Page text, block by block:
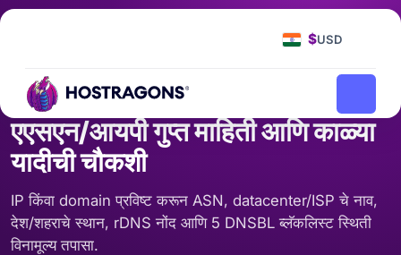
$USD
एएसएन/आयपी गुप्त माहिती आणि काळ्या
यादीची चौकशी
IP किंवा domain प्रविष्ट करून ASN, datacenter/ISP चे नाव,
देश/शहराचे स्थान, rDNS नोंद आणि 5 DNSBL ब्लॅकलिस्ट स्थिती
विनामूल्य तपासा.